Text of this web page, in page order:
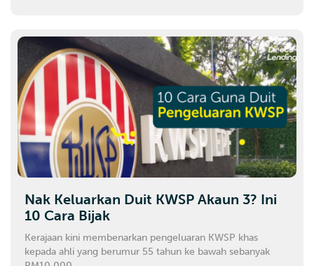
Nak Keluarkan Duit KWSP Akaun 3? Ini
10 Cara Bijak
Kerajaan kini membenarkan pengeluaran KWSP khas
kepada ahli yang berumur 55 tahun ke bawah sebanyak